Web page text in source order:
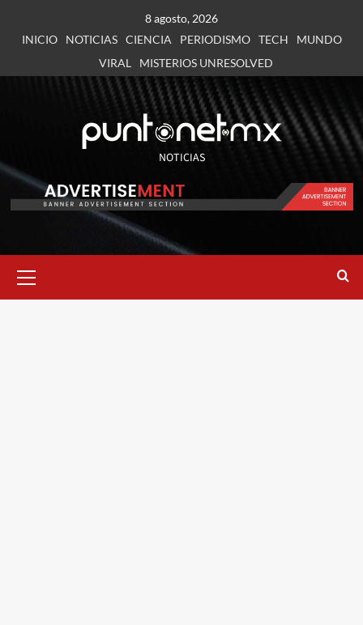
8 agosto, 2026
INICIO
NOTICIAS CIENCIA PERIODISMO TECH
MUNDO
VIRAL
MISTERIOS UNRESOLVED
NOTICIAS